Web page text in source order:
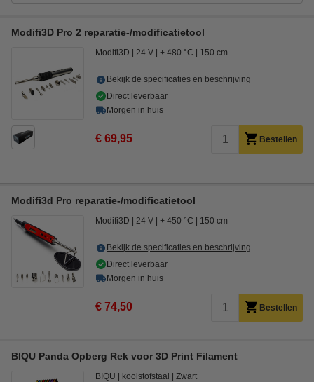
Modifi3D Pro 2 reparatie-/modificatietool
Modifi3D 24 V + 480 °C 150 cm
Bekijk de specificaties en beschrijving
Direct leverbaar
Morgen in huis
€ 69,95 Bestellen
Modifi3d Pro reparatie-/modificatietool
Modifi3D 24 V + 450 °C 150 cm
Bekijk de specificaties en beschrijving
Direct leverbaar
Morgen in huis
€ 74,50 Bestellen
BIQU Panda Opberg Rek voor 3D Print Filament
BIQU koolstofstaal
Zwart